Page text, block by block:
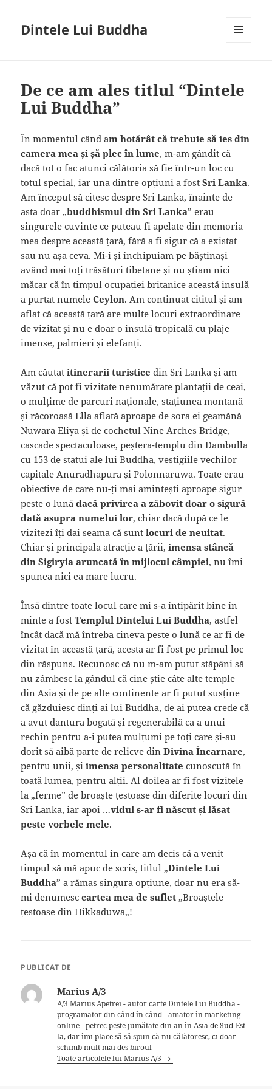
Dintele Lui Buddha
De ce am ales titlul “Dintele
Lui Buddha”
În momentul când am hotărât că trebuie să ies din
camera mea și șă plec în lume, m-am gândit că
dacă tot o fac atunci călătoria să fie într-un loc cu
totul special, iar una dintre opțiuni a fostSri Lanka.
Am început să citesc despre Sri Lanka, înainte de
asta doar „buddhismul din Sri Lanka” erau
singurele cuvinte ce puteau fi apelate din memoria
mea despre această țară, fără a fi sigur că a existat
sau nu așa ceva. Mi-i și închipuiam pe băștinași
având mai toți trăsături tibetane și nu știam nici
măcar că în timpul ocupației britanice această insulă
a purtat numeleCeylon. Am continuat cititul și am
aflat că această țară are multe locuri extraordinare
de vizitat și nu e doar o insulă tropicală cu plaje
imense, palmieri și elefanți.
Am căutatitinerarii turistice din Sri Lanka și am
văzut că pot fi vizitate nenumărate plantații de ceai,
o mulțime de parcuri naționale, stațiunea montană
și răcoroasă Ella aflată aproape de sora ei geamănă
Nuwara Eliya și de cochetul Nine Arches Bridge,
cascade spectaculoase, peștera-templu din Dambulla
cu 153 de statui ale lui Buddha, vestigiile vechilor
capitale Anuradhapura și Polonnaruwa. Toate erau
obiective de care nu-ți mai amintești aproape sigur
peste o lunădacă privirea a zăbovit doar o sigură
dată asupra numelui lor, chiar dacă după ce le
vizitezi îți dai seama că suntlocuri de neuitat.
Chiar și principala atracție a țării,imensa stâncă
din Sigiryia aruncată în mijlocul câmpiei, nu îmi
spunea nici ea mare lucru.
Însă dintre toate locul care mi s-a întipăritbineîn
minte a fostTemplul Dintelui Lui Buddha, astfel
încât dacă mă întreba cineva peste o lună ce ar fi de
vizitat în această țară, acesta ar fi fost pe primul loc
din răspuns. Recunosc că nu m-am putut stăpâni să
nu zâmbesc la gândul că cine știe câte alte temple
din Asia și de pe alte continente ar fi putut susține
că găzduiesc dinți ai lui Buddha, de ai putea crede că
a avut dantura bogată și regenerabilă ca a unui
rechin pentru a-i putea mulțumi pe toți care și-au
dorit să aibă parte derelicve dinDivina Încarnare,
pentru unii, șiimensa personalitate cunoscută în
toată lumea, pentru alții. Al doilea ar fi fost vizitele
la „ferme” de broaște țestoase din diferite locuri din
Sri Lanka, iar apoi …vidul s-ar fi născut și lăsat
peste vorbele mele.
Așa că în momentul în care am decis că a venit
timpul să mă apuc de scris, titlul „Dintele Lui
Buddha” a rămas singura opțiune, doar nu era să-
mi denumesccartea mea de suflet „Broaștele
țestoase din Hikkaduwa„!
PUBLICAT DE
Marius A/3
A/3 Marius Apetrei - autor carte Dintele Lui Buddha -
programator din când în când - amator în marketing
online - petrec peste jumătate din an în Asia de Sud-Est
la, dar îmi place să să spun că nu călătoresc, ci doar
schimb mult mai des biroul
Toate articolele lui Marius A/3